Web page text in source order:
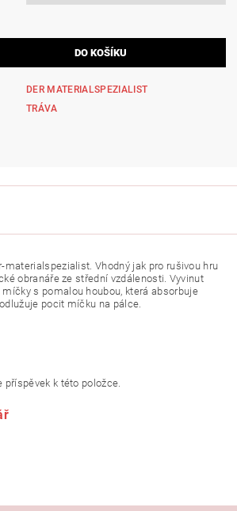
DER MATERIALSPEZIALIST
TRÁVA
materialspezialist. Vhodný jak pro rušivou hru
obranáře ze střední vzdálenosti. Vyvinut
s pomalou houbou, která absorbuje
pocit míčku na pálce.
příspěvek k této položce.